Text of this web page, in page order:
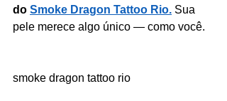
do Smoke Dragon Tattoo Rio. Sua
pele merece algo único — como você.
smoke dragon tattoo rio